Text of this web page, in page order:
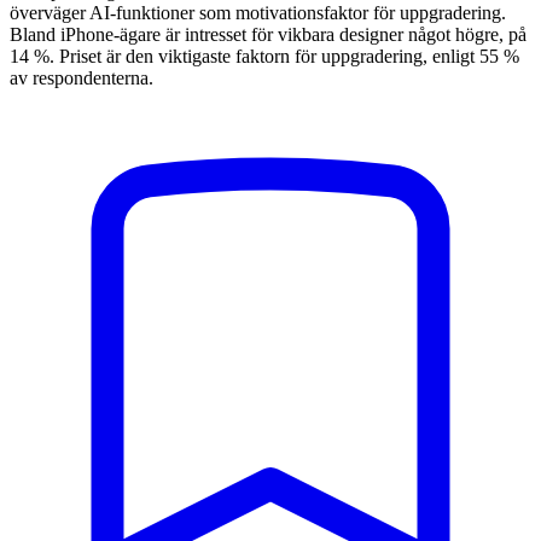
överväger AI-funktioner som motivationsfaktor för uppgradering.
Bland iPhone-ägare är intresset för vikbara designer något högre, på
14 %. Priset är den viktigaste faktorn för uppgradering, enligt 55 %
av respondenterna.